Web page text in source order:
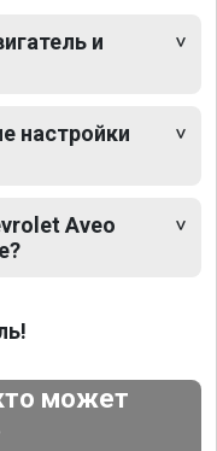
и
настройки
Aveo
может